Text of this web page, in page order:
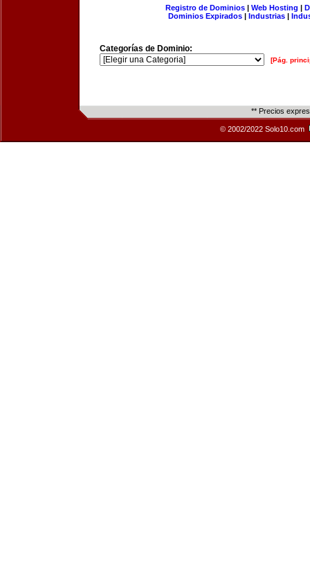
Registro de Dominios| Web Hosting |
Dominios Expirados | Industrias |
Categorías de Dominio:
[Pág.
** Precios
© 2002/2022 Solo10.com